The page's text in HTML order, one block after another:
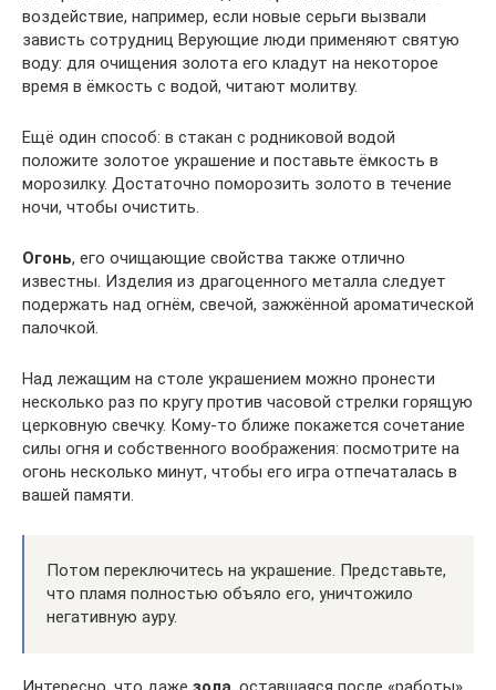
воздействие, например, если новые серьги вызвали
зависть сотрудниц Верующие люди применяют святую
воду: для очищения золота его кладут на некоторое
время в ёмкость с водой, читают молитву.
Ещё один способ: в стакан с родниковой водой
положите золотое украшение и поставьте ёмкость в
морозилку. Достаточно поморозить золото в течение
ночи, чтобы очистить.
Огонь, его очищающие свойства также отлично
известны. Изделия из драгоценного металла следует
подержать над огнём, свечой, зажжённой ароматической
палочкой.
Над лежащим на столе украшением можно пронести
несколько раз по кругу против часовой стрелки горящую
церковную свечку. Кому-то ближе покажется сочетание
силы огня и собственного воображения: посмотрите на
огонь несколько минут, чтобы его игра отпечаталась в
вашей памяти.
Потом переключитесь на украшение. Представьте,
что пламя полностью объяло его, уничтожило
негативную ауру.